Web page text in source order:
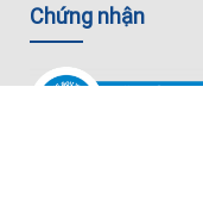
Chứng nhận